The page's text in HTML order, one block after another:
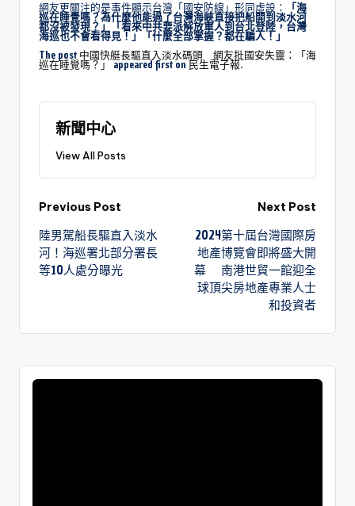
網友更關注的是事件顯示台灣「國安防線」形同虛設：
「海
巡在睡覺嗎？為什麼他能過了台灣海峽直接把船開到淡水河
都沒被發現？」「看來中共要派解放軍人到台北登陸，台灣
海巡也不會看得見！」「什麼全部掌握？都在騙人！」
The post 中國快艇長驅直入淡水碼頭 網友批國安失靈：「海
巡在睡覺嗎？」appeared first on 民生電子報.
新聞中心
View All Posts
Previous Post
陸男駕船長驅直入淡水
河！海巡署北部分署長
等10人處分曝光
Next Post
2024第十屆台灣國際房
地產博覽會即將盛大開
幕 南港世貿一館迎全
球頂尖房地產專業人士
和投資者